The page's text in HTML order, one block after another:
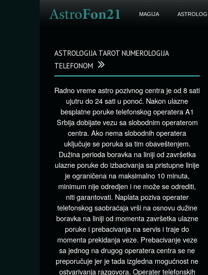
MAGIJA
ASTROLOGIJA TAROT NUMEROLOGIJA
TELEFONOM
Radno vreme astro pozivnog centra je od 8 sati
ujutru do 24 sati u ponoć. Nakon ulazne
besplatne poruke telefonskog operatera A1
Srbija dobijate vezu sa slobodnim operaterom
centra. Ako nema slobodnih operatera
uključuje se poruka sa tim obaveštenjem.
Dužina perioda boravka na liniji od završetka
ulazne poruke do izbacivanja sa pristupne linije
je ograničena na maksimalno 10 minuta,
minimum nije odredjen i ne može se odrediti,
niti garantovati. Naplata poziva operater
telefonskog saobraćaja vrši na osnovu dužine
boravka na liniji od momenta završetka ulazne
poruke i prebacivanja na servis i traje do
momenta prekidanja veze. Prebacivanje veze
sa jednog na drugog operatera centra se ne
preporučuje jer je tada izgledna mogućnost ne
ostvarivanja razgovora. Operater telefonskih